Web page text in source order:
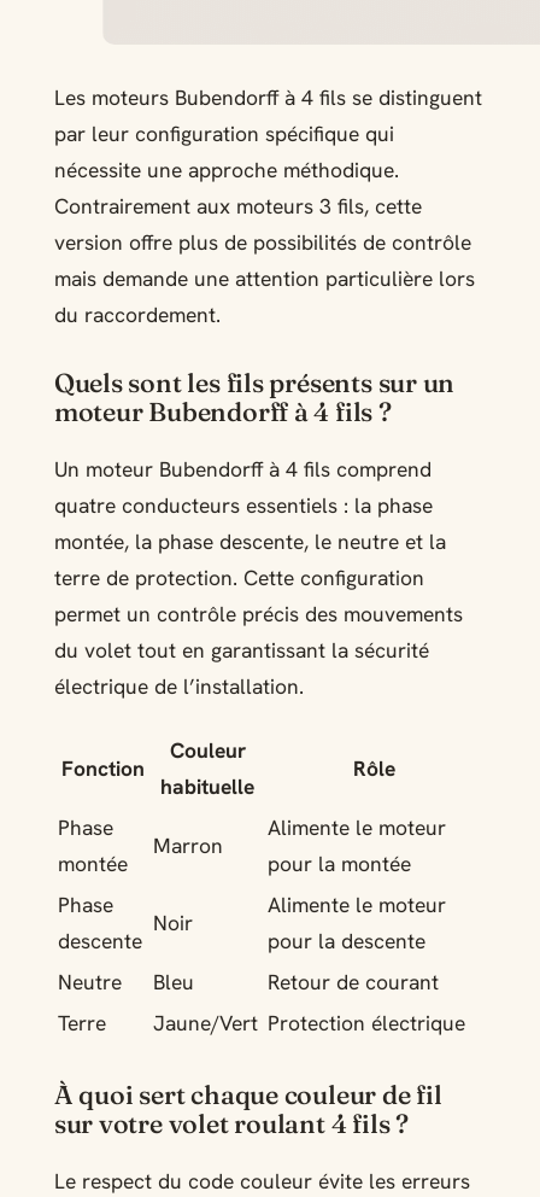
Les moteurs Bubendorff à 4 fils se distinguent
par leur configuration spécifique qui
nécessite une approche méthodique.
Contrairement aux moteurs 3 fils, cette
version offre plus de possibilités de contrôle
mais demande une attention particulière lors
du raccordement.
Quels sont les fils présents sur un
moteur Bubendorff à 4 fils ?
Un moteur Bubendorff à 4 fils comprend
quatre conducteurs essentiels : la phase
montée, la phase descente, le neutre et la
terre de protection. Cette configuration
permet un contrôle précis des mouvements
du volet tout en garantissant la sécurité
électrique de l’installation.
Fonction
Couleur
habituelle
Rôle
Phase
montée
Marron
Alimente le moteur
pour la montée
Phase
descente
Noir
Alimente le moteur
pour la descente
Neutre
Bleu
Retour de courant
Terre
Jaune/Vert Protection électrique
À quoi sert chaque couleur de fil
sur votre volet roulant 4 fils ?
Le respect du code couleur évite les erreurs